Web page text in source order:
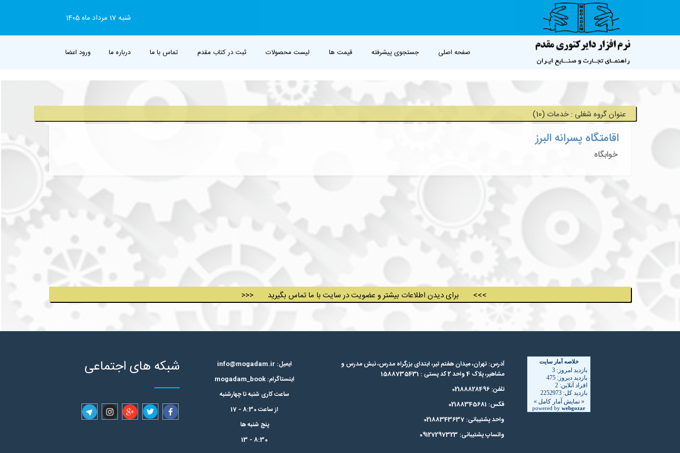
شنبه 17 مرداد ماه 1405
صفحه اصلی جستجوی پیشرفته قیمت ها لیست محصولات ثبت در کتاب مقدم تماس با ما درباره ما ورود اعضا
عنوان گروه شغلی : خدمات (10)
اقامتگاه پسرانه البرز
خوابگاه
>>> برای دیدن اطلاعات بیشتر و عضویت در سایت با ما تماس بگیرید <<<
آدرس: تهران، میدان هفتم تیر، ابتدای بزرگراه مدرس،‌ نبش مدرس و
مشاهیر، پلاک 4 واحد 2 کد پستی : 1588735431
تلفن: 02188828496
فکس: 02188345681
واحد پشتیبانی: 02188343637
واتساپ پشتیبانی: 09127297323
ایمیل: info@mogadam.ir
اینستاگرام: mogadam_book
ساعت کاری شنبه تا چهارشنبه
از ساعت 8:30 - 17
پنج شنبه ها
8:30 - 13
شبکه های اجتماعی